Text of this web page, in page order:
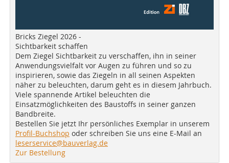
Bricks Ziegel 2026 -
Sichtbarkeit schaffen
Dem Ziegel Sichtbarkeit zu verschaffen, ihn in seiner
Anwendungsvielfalt vor Augen zu führen und so zu
inspirieren, sowie das Ziegeln in all seinen Aspekten
näher zu beleuchten, darum geht es in diesem Jahrbuch.
Viele spannende Artikel beleuchten die
Einsatzmöglichkeiten des Baustoffs in seiner ganzen
Bandbreite.
Bestellen Sie jetzt Ihr persönliches Exemplar in unserem
Profil-Buchshop oder schreiben Sie uns eine E-Mail an
leserservice@bauverlag.de
Zur Bestellung